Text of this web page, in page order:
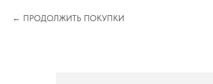
ПРОДОЛЖИТЬ ПОКУПКИ